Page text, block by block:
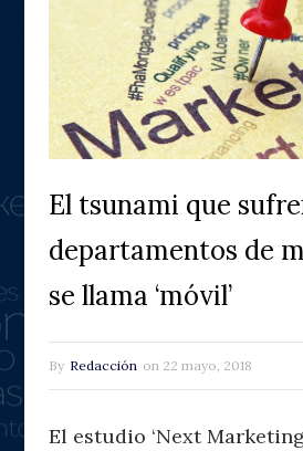
El tsunami que
departamentos de
se llama ‘móvil’
By Redacción on 22 mayo, 2018
El estudio ‘Next